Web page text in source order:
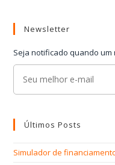
Newsletter
Seja notificado quando
Últimos Posts
Simulador de